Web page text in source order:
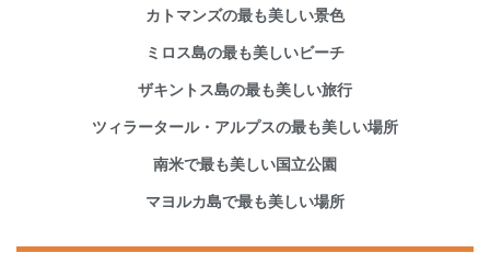
カトマンズの最も美しい景色
ミロス島の最も美しいビーチ
ザキントス島の最も美しい旅行
ツィラータール・アルプスの最も美しい場所
南米で最も美しい国立公園
マヨルカ島で最も美しい場所